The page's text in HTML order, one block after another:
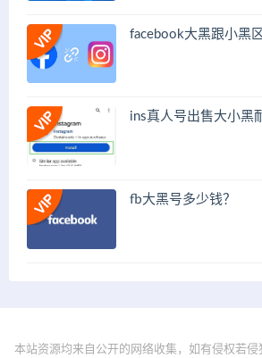
facebook大黑跟小黑
ins真人号出售大小黑
fb大黑号多少钱？
本站资源均来自公开的网络收集，如有侵权若